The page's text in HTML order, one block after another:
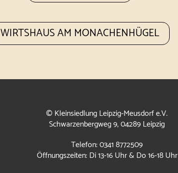
WIRTSHAUS AM MONACHENHÜGEL
© Kleinsiedlung Leipzig-Meusdorf e.V.
Schwarzenbergweg 9, 04289 Leipzig
Telefon: 0341 8772509
Öffnungszeiten: Di 13-16 Uhr & Do 16-18 Uhr